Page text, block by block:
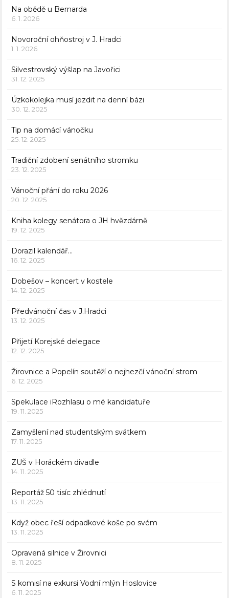
Na obědě u Bernarda
6. 1. 2026
Novoroční ohňostroj v J. Hradci
1. 1. 2026
Silvestrovský výšlap na Javořici
31. 12. 2025
Úzkokolejka musí jezdit na denní bázi
30. 12. 2025
Tip na domácí vánočku
25. 12. 2025
Tradiční zdobení senátního stromku
23. 12. 2025
Vánoční přání do roku 2026
20. 12. 2025
Kniha kolegy senátora o JH hvězdárně
19. 12. 2025
Dorazil kalendář…
16. 12. 2025
Dobešov – koncert v kostele
14. 12. 2025
Předvánoční čas v J.Hradci
13. 12. 2025
Přijetí Korejské delegace
12. 12. 2025
Žirovnice a Popelín soutěží o nejhezčí vánoční strom
6. 12. 2025
Spekulace iRozhlasu o mé kandidatuře
19. 11. 2025
Zamyšlení nad studentským svátkem
17. 11. 2025
ZUŠ v Horáckém divadle
14. 11. 2025
Reportáž 50 tisíc zhlédnutí
13. 11. 2025
Když obec řeší odpadkové koše po svém
13. 11. 2025
Opravená silnice v Žirovnici
8. 11. 2025
S komisí na exkursi Vodní mlýn Hoslovice
6. 11. 2025